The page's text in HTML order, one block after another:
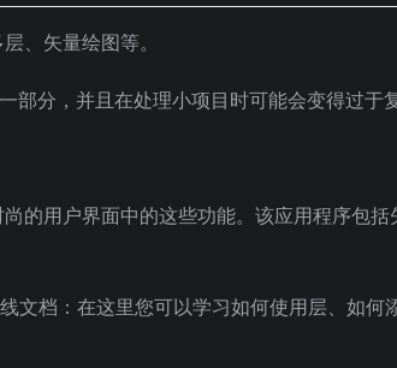
、矢量绘图等。
分，并且在处理小项目时可能会变得过于
的用户界面中的这些功能。该应用程序包括
文档：在这里您可以学习如何使用层、如何